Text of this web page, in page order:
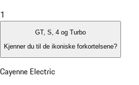
1
GT, S, 4 og Turbo
Kjenner du til de ikoniske forkortelsene?
Cayenne Electric